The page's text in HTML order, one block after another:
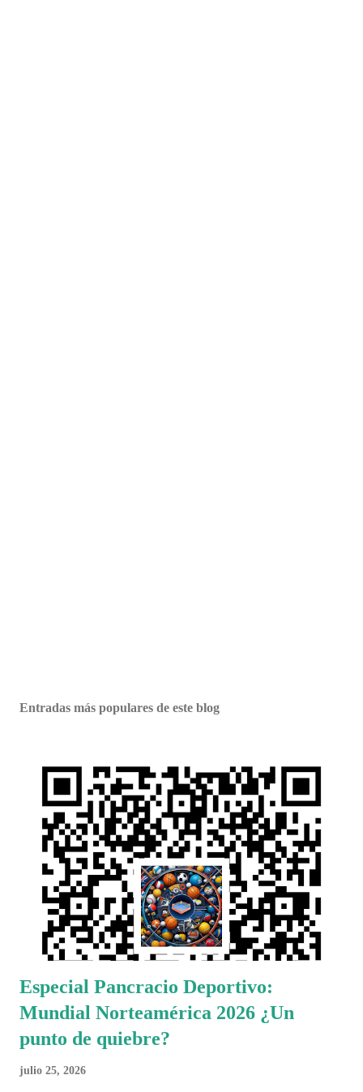
Entradas más populares de este blog
Especial Pancracio Deportivo:
Mundial Norteamérica 2026 ¿Un
punto de quiebre?
julio 25, 2026